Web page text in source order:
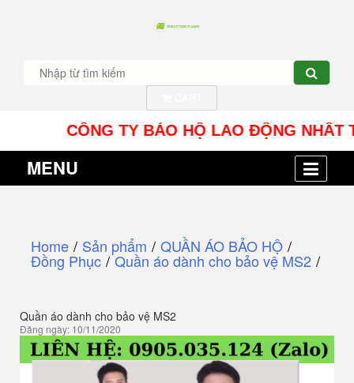
CÔNG TY BẢO HỘ LAO ĐỘNG NHÂT
MENU
Home / Sản phẩm / QUẦN ÁO BẢO HỘ /
Đồng Phục / Quần áo dành cho bảo vệ MS2 /
Quần áo dành cho bảo vệ MS2
Đăng ngày: 10/11/2020